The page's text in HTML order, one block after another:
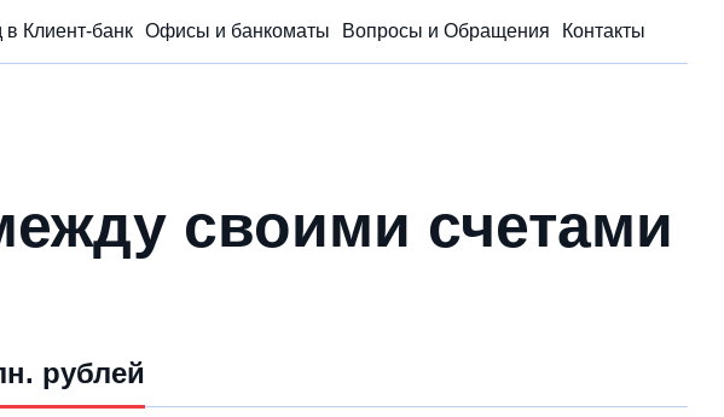
в Клиент-банк Офисы и банкоматы Вопросы и Обращения Контакты
своими счетами
рублей